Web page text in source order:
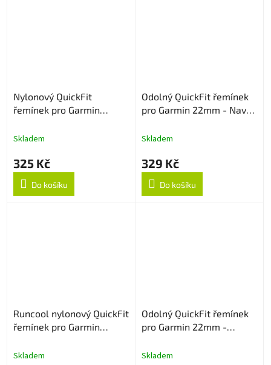
Nylonový QuickFit
řemínek pro Garmin
Skladem
325 Kč
Do košíku
Odolný QuickFit řemínek
pro Garmin 22mm - Navy
Skladem
329 Kč
Do košíku
Runcool nylonový QuickFit
řemínek pro Garmin
Skladem
Odolný QuickFit řemínek
pro Garmin 22mm -
Skladem